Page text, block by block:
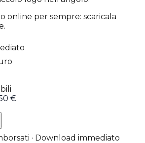
online per sempre: scaricala
€
· Download immediato